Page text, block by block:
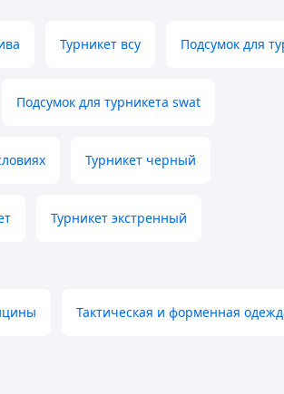
Турникет всу Подсумок для
Подсумок для турникета swat
Турникет черный
Турникет экстренный
Тактическая и форменная